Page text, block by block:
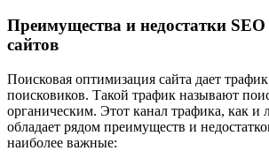
Преимущества и недостатки
сайтов
Поисковая оптимизация сайта дает
поисковиков. Такой трафик называют
органическим. Этот канал трафика, как и
обладает рядом преимуществ и
наиболее важные: